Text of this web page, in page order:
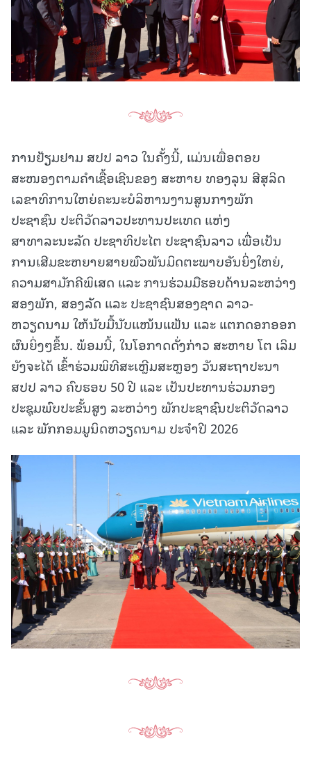
ການຢ້ຽມຢາມ ສປປ ລາວ ໃນຄັ້ງນີ້, ແມ່ນເພື່ອຕອບ
ສະໜອງຕາມຄຳເຊື້ອເຊີນຂອງ ສະຫາຍ ທອງລຸນ ສີສຸລິດ
ເລຂາທິການໃຫຍ່ຄະນະບໍລິຫານງານສູນກາງພັກ
ປະຊາຊົນ ປະຕິວັດລາວປະທານປະເທດ ແຫ່ງ
ສາທາລະນະລັດ ປະຊາທິປະໄຕ ປະຊາຊົນລາວ ເພື່ອເປັນ
ການເສີມຂະຫຍາຍສາຍພົວພັນມິດຕະພາບອັນຍິ່ງໃຫຍ່,
ຄວາມສາມັກຄີພິເສດ ແລະ ການຮ່ວມມືຮອບດ້ານລະຫວ່າງ
ສອງພັກ, ສອງລັດ ແລະ ປະຊາຊົນສອງຊາດ ລາວ-
ຫວຽດນາມ ໃຫ້ນັບມື້ນັບແໜ້ນແຟ້ນ ແລະ ແຕກດອກອອກ
ຜົນຍິ່ງໆຂຶ້ນ. ພ້ອມນີ້, ໃນໂອກາດດັ່ງກ່າວ ສະຫາຍ ໂຕ ເລິມ
ຍັງຈະໄດ້ ເຂົ້າຮ່ວມພິທີສະເຫຼີມສະຫຼອງ ວັນສະຖາປະນາ
ສປປ ລາວ ຄົບຮອບ 50 ປີ ແລະ ເປັນປະທານຮ່ວມກອງ
ປະຊຸມພົບປະຂັ້ນສູງ ລະຫວ່າງ ພັກປະຊາຊົນປະຕິວັດລາວ
ແລະ ພັກກອມມູນິດຫວຽດນາມ ປະຈໍາປີ 2026